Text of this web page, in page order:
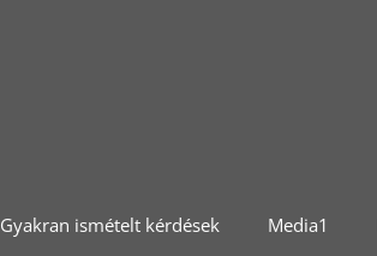
Gyakran ismételt kérdések Media1